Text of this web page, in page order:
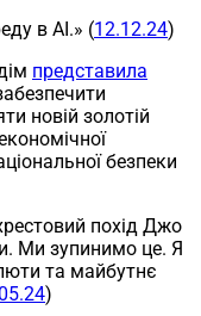
в AI.» (12.12.24)
представила
новій золотій
безпеки
похід Джо
Ми зупинимо це. Я
та майбутнє
)